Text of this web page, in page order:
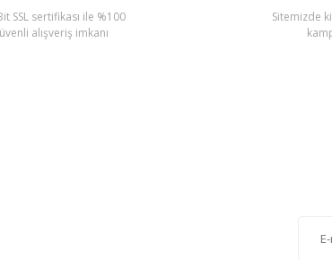
SSL sertifikası ile %100
alışveriş imkanı
Sitemizde